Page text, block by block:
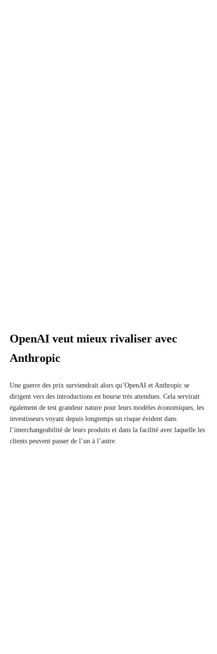
OpenAI veut mieux rivaliser avec
Anthropic
Une guerre des prix surviendrait alors qu’OpenAI et Anthropic se
dirigent vers des introductions en bourse très attendues. Cela servirait
également de test grandeur nature pour leurs modèles économiques, les
investisseurs voyant depuis longtemps un risque évident dans
l’interchangeabilité de leurs produits et dans la facilité avec laquelle les
clients peuvent passer de l’un à l’autre.